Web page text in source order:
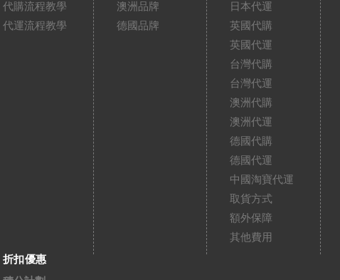
代購流程教學
代運流程教學
澳洲品牌
德國品牌
日本代運
英國代購
英國代運
台灣代購
台灣代運
澳洲代購
澳洲代運
德國代購
德國代運
中國淘寶代運
取貨方式
額外保障
其他費用
折扣優惠